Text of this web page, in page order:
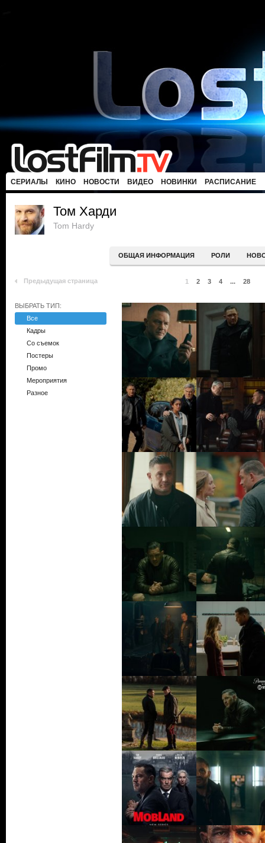
СЕРИАЛЫ КИНО НОВОСТИ ВИДЕО НОВИНКИ РАСПИСАНИЕ
Том Харди
Tom Hardy
ОБЩАЯ ИНФОРМАЦИЯ РОЛИ
Предыдущая страница 1 2 3 4 ... 28
ВЫБРАТЬ ТИП:
Все
Кадры
Со съемок
Постеры
Промо
Мероприятия
Разное